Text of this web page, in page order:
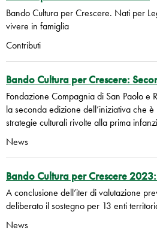
Bando Cultura per Crescere. Nati per
vivere in famiglia
Contributi
Bando Cultura per Crescere:
Fondazione Compagnia di San Paolo e
la seconda edizione dell’iniziativa che
strategie culturali rivolte alla prima
News
Bando Cultura per Crescere
A conclusione dell’iter di valutazione
deliberato il sostegno per 13 enti
News